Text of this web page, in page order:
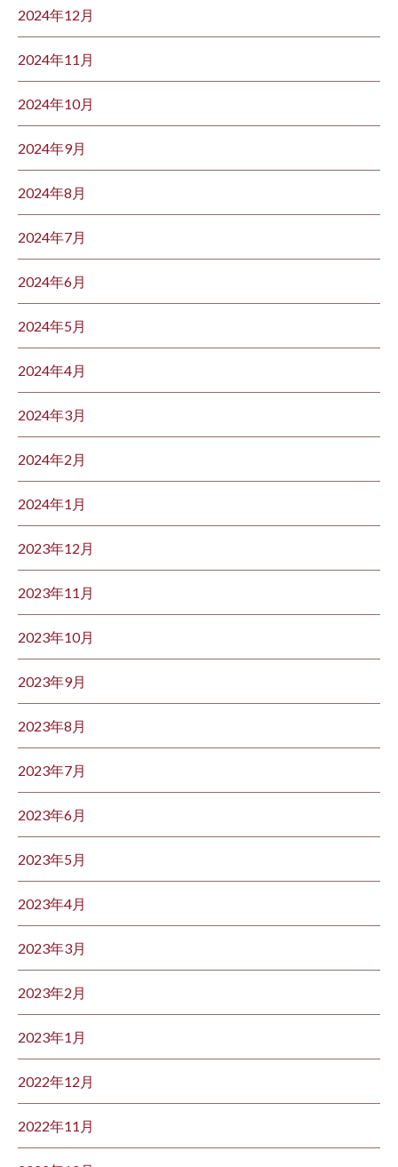
2024年12月
2024年11月
2024年10月
2024年9月
2024年8月
2024年7月
2024年6月
2024年5月
2024年4月
2024年3月
2024年2月
2024年1月
2023年12月
2023年11月
2023年10月
2023年9月
2023年8月
2023年7月
2023年6月
2023年5月
2023年4月
2023年3月
2023年2月
2023年1月
2022年12月
2022年11月